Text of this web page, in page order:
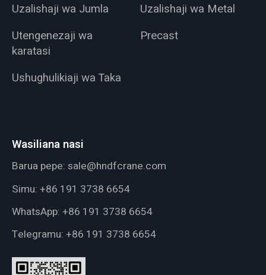
Uzalishaji wa Jumla
Uzalishaji wa Metal
Utengenezaji wa
karatasi
Precast
Ushughulikiaji wa Taka
Wasiliana nasi
Barua pepe: sale@hndfcrane.com
Simu: +86 191 3738 6654
WhatsApp: +86 191 3738 6654
Telegramu: +86 191 3738 6654